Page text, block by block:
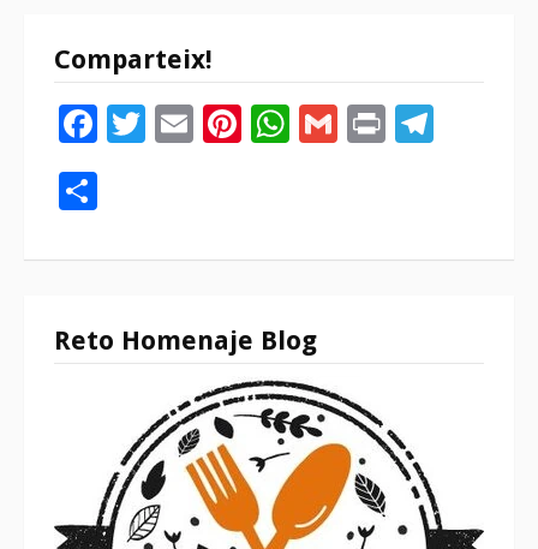
Comparteix!
Facebook
Twitter
EmailPinterest
WhatsApp
Gmail
Print
Reto Homenaje Blog